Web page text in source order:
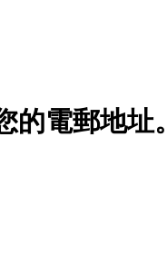
的電郵地址。